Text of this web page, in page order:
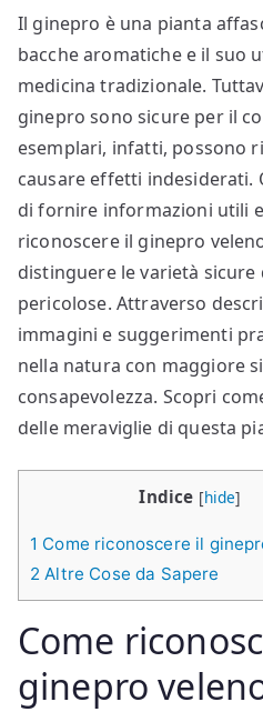
Il ginepro è una pianta
bacche aromatiche e il suo
medicina tradizionale.
ginepro sono sicure per il
esemplari, infatti, possono
causare effetti indesiderati.
di fornire informazioni utili
riconoscere il ginepro
distinguere le varietà
pericolose. Attraverso
immagini e suggerimenti
nella natura con maggiore
consapevolezza. Scopri
delle meraviglie di questa
Indice [hide]
1 Come riconoscere il
2 Altre Cose da Sapere
Come
ginepro